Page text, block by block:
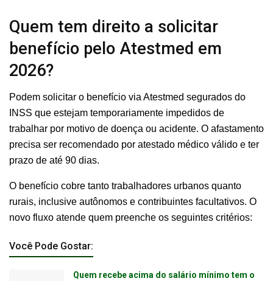
Quem tem direito a solicitar
benefício pelo Atestmed em
2026?
Podem solicitar o benefício via Atestmed segurados do
INSS que estejam temporariamente impedidos de
trabalhar por motivo de doença ou acidente. O afastamento
precisa ser recomendado por atestado médico válido e ter
prazo de até 90 dias.
O benefício cobre tanto trabalhadores urbanos quanto
rurais, inclusive autônomos e contribuintes facultativos. O
novo fluxo atende quem preenche os seguintes critérios:
Você Pode Gostar:
Quem recebe acima do salário mínimo tem o